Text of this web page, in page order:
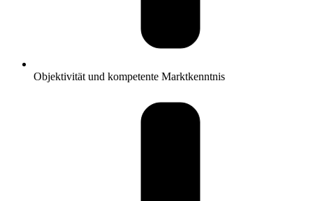
Objektivität und kompetente Marktkenntnis